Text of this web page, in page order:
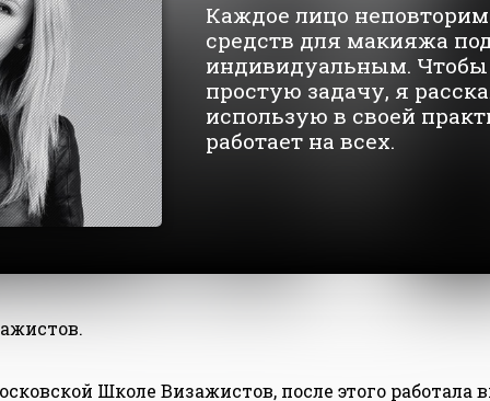
Каждое лицо
средств для макияжа
индивидуальным. Чтобы
простую задачу, я
использую в своей
работает на всех.
Школе Визажистов, после этого работала